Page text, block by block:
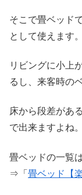
そこで畳ベッド
として使えます。
リビングに小上
るし、来客時の
床から段差があ
で出来ますよね。
畳ベッドの一覧
⇒「 畳ベッド【